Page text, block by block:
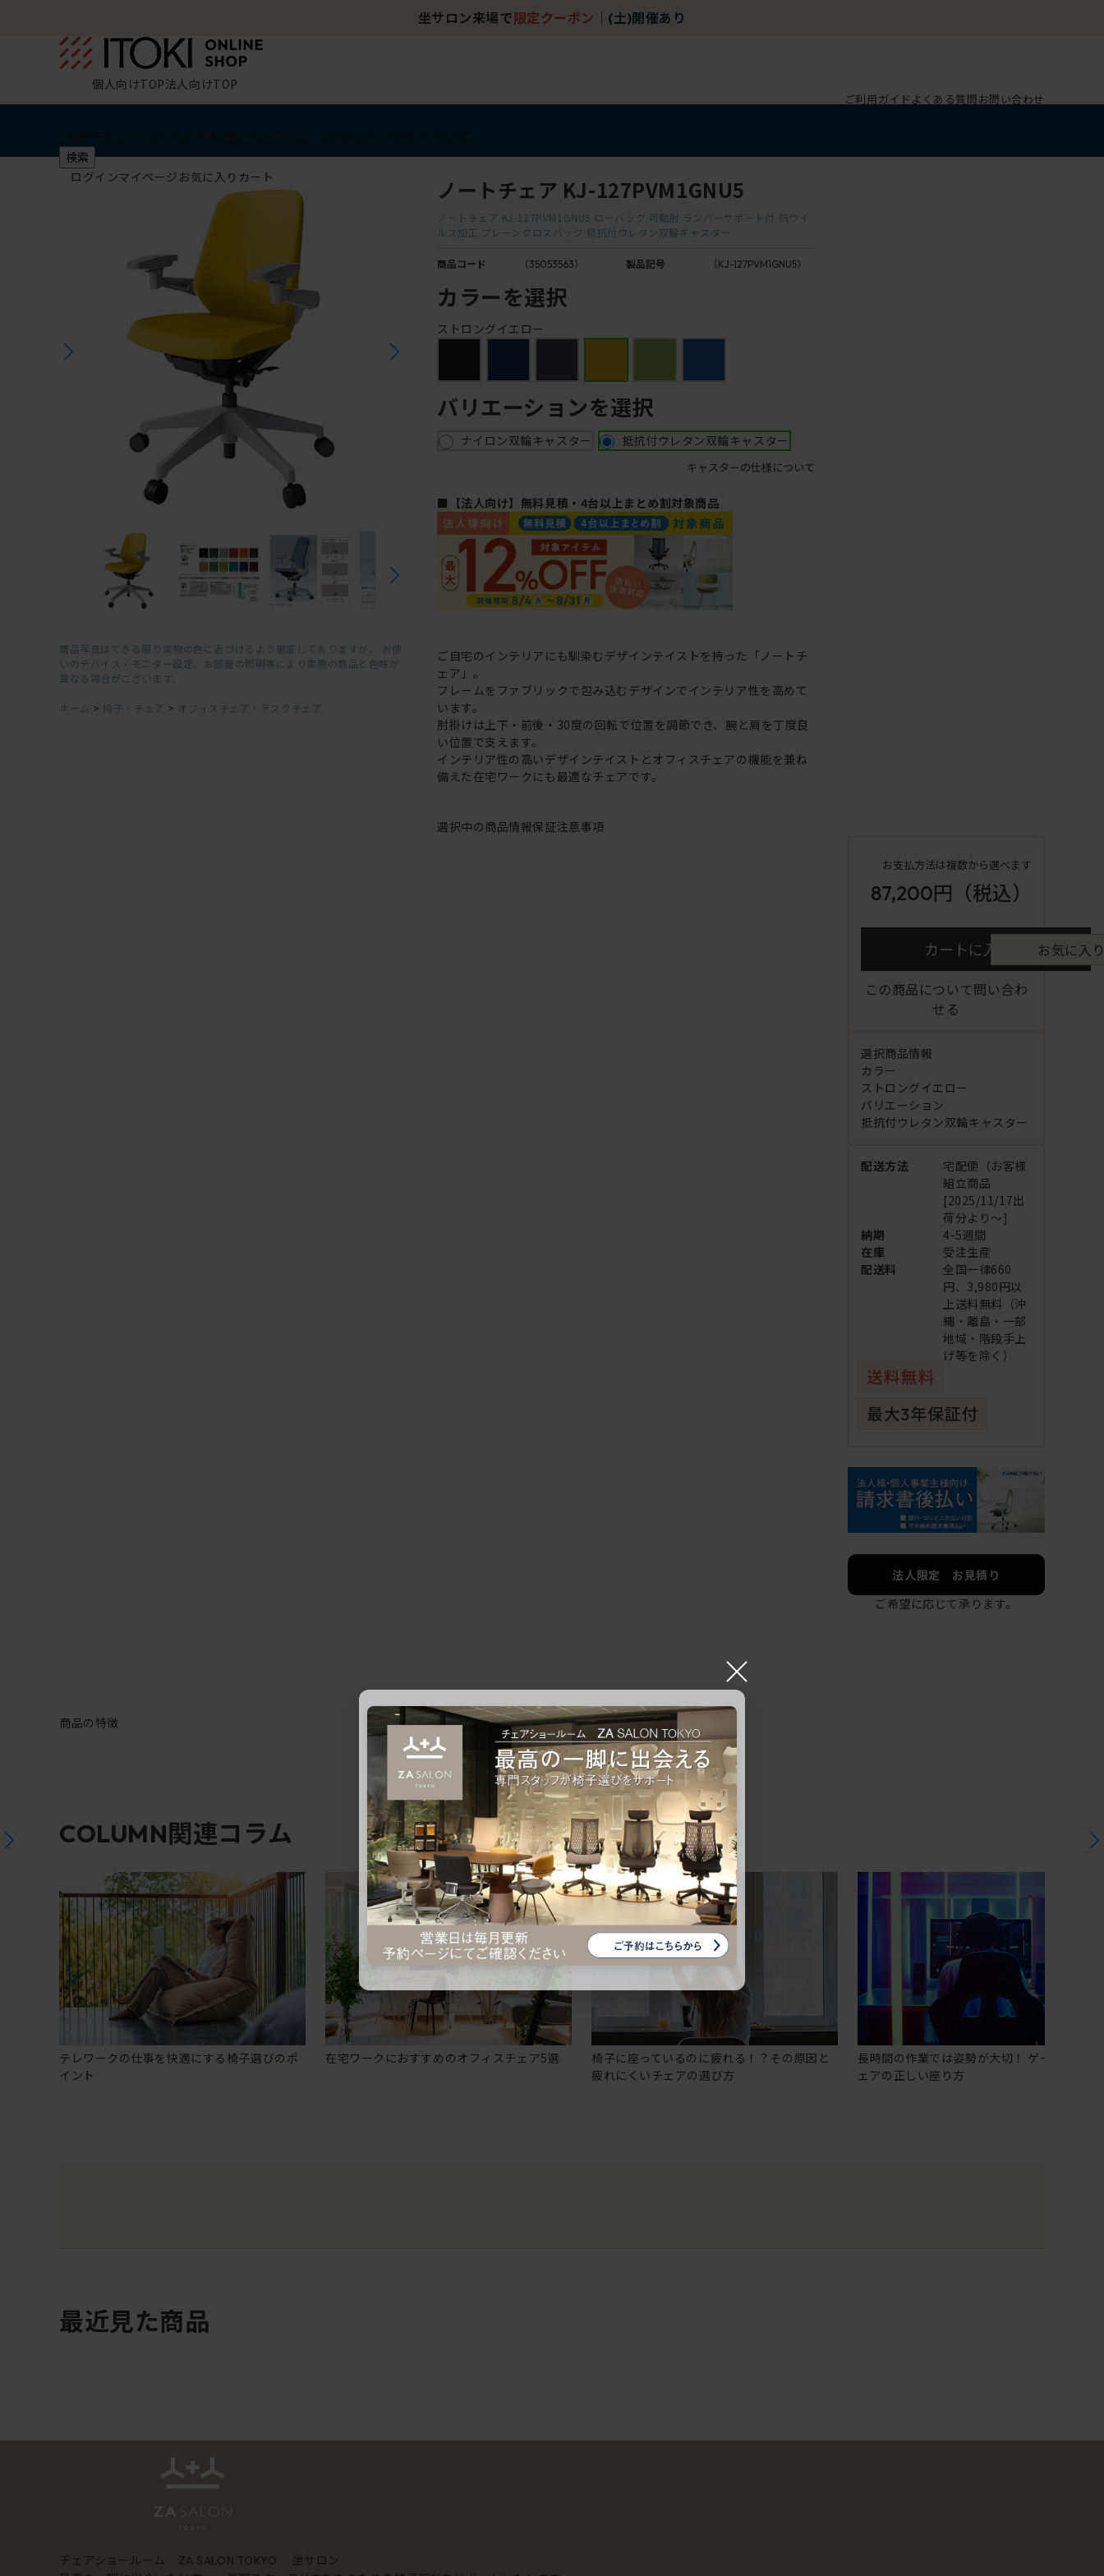
坐サロン来場で 限定クーポン (土)開催あり
個人向けTOP法人向けTOP
ご利用ガイド よくある質問お問い合わせ
検索
ログインマイページ お気に入り カート
商品写真はできる限り実物の色に近づけるよう徹底しておりますが、 お使
いのデバイス・モニター設定、お部屋の照明等により実際の商品と色味が
異なる場合がございます。
ホーム > 椅子・チェア > オフィスチェア・デスクチェア
ノートチェア KJ-127PVM1GNU5
ノートチェア KJ-127PVM1GNU5 ローバック 可動肘 ランバーサポート付 抗ウイ
ルス加工 プレーンクロスバック 抵抗付ウレタン双輪キャスター
商品コード （35053563） 製品記号 （KJ-127PVM1GNU5）
カラーを選択
ストロングイエロー
バリエーションを選択
ナイロン双輪キャスター 抵抗付ウレタン双輪キャスター
キャスターの仕様について
■【法人向け】無料見積・4台以上まとめ割対象商品
ご自宅のインテリアにも馴染むデザインテイストを持った「ノートチ
ェア」。
フレームをファブリックで包み込むデザインでインテリア性を高めて
います。
肘掛けは上下・前後・30度の回転で位置を調節でき、腕と肩を丁度良
い位置で支えます。
インテリア性の高いデザインテイストとオフィスチェアの機能を兼ね
備えた在宅ワークにも最適なチェアです。
選択中の商品情報保証注意事項
お支払方法は複数から選べます
87,200円 （税込）
カートに入れる お気に入
この商品について問い合わ
せる
選択商品情報
カラー
ストロングイエロー
バリエーション
抵抗付ウレタン双輪キャスター
配送方法
宅配便（お客様
組立商品
[2025/11/17出
荷分より～]
納期
4-5週間
在庫
受注生産
配送料
全国一律660
円、3,980円以
上送料無料（沖
縄・離島・一部
地域・階段手上
げ等を除く）
法人限定 お見積り
ご希望に応じて承ります。
商品の特徴
COLUMN関連コラム
テレワークの仕事を快適にする椅子選びのポ
イント
在宅ワークにおすすめのオフィスチェア5選
椅子に座っているのに疲れる！？その原因と
疲れにくいチェアの選び方
長時間の作業では姿勢が大切！ ゲーミングチ
ェアの正しい座り方
最近見た商品
チェアショールーム ZA SALON TOKYO
坐サロン
×